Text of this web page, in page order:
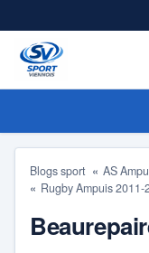
ACCUEIL
ACTUALITÉ
Blogs sport
AS
Rugby Ampuis 2011-